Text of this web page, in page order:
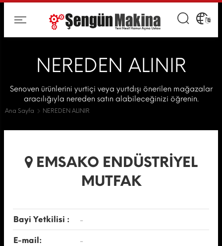
NEREDEN ALINIR
Senoven ürünlerini yurtiçi veya yurtdışı önerilen mağazalar
aracılığıyla nereden satın alabileceğinizi öğrenin.
Ana Sayfa NEREDEN ALINIR
EMSAKO ENDÜSTRİYEL
MUTFAK
Bayi Yetkilisi : -
E-mail: -